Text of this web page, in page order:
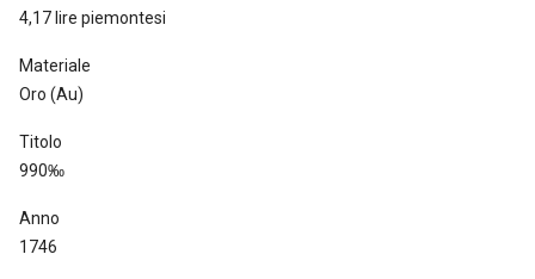
4,17 lire piemontesi
Materiale
Oro (Au)
Titolo
990‰
Anno
1746